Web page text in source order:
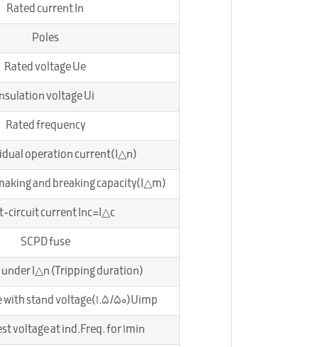
Rated current In
Poles
Rated voltage Ue
voltage Ui
Rated frequency
operation current(I△n)
and breaking capacity(I△m)
circuit current Inc=I△c
SCPD fuse
I△n (Tripping duration)
with stand voltage(1.5/50)Uimp
voltage at ind.Freq. for 1min